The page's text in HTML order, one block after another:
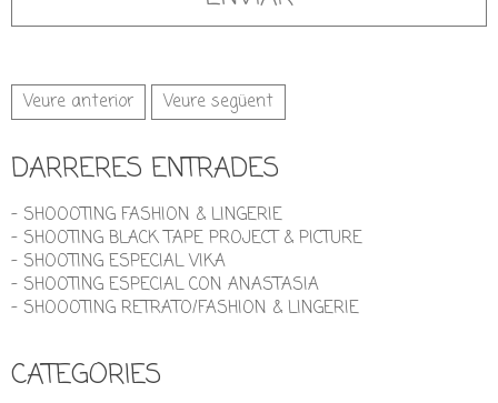
Veure anterior Veure següent
DARRERES ENTRADES
- SHOOOTING FASHION & LINGERIE
- SHOOTING BLACK TAPE PROJECT & PICTURE
- SHOOTING ESPECIAL VIKA
- SHOOTING ESPECIAL CON ANASTASIA
- SHOOOTING RETRATO/FASHION & LINGERIE
CATEGORIES